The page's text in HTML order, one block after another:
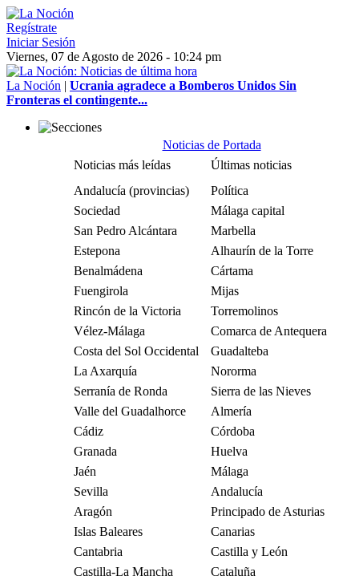
Regístrate
Iniciar Sesión
Viernes, 07 de Agosto de 2026 - 10:24 pm
La Noción | Ucrania agradece a Bomberos Unidos Sin
Fronteras el contingente...
Noticias de Portada
Noticias más leídas
Últimas noticias
Andalucía (provincias)
Política
Sociedad
Málaga capital
San Pedro Alcántara
Marbella
Estepona
Alhaurín de la Torre
Benalmádena
Cártama
Fuengirola
Mijas
Rincón de la Victoria
Torremolinos
Vélez-Málaga
Comarca de Antequera
Costa del Sol Occidental
Guadalteba
La Axarquía
Nororma
Serranía de Ronda
Sierra de las Nieves
Valle del Guadalhorce
Almería
Cádiz
Córdoba
Granada
Huelva
Jaén
Málaga
Sevilla
Andalucía
Aragón
Principado de Asturias
Islas Baleares
Canarias
Cantabria
Castilla y León
Castilla-La Mancha
Cataluña